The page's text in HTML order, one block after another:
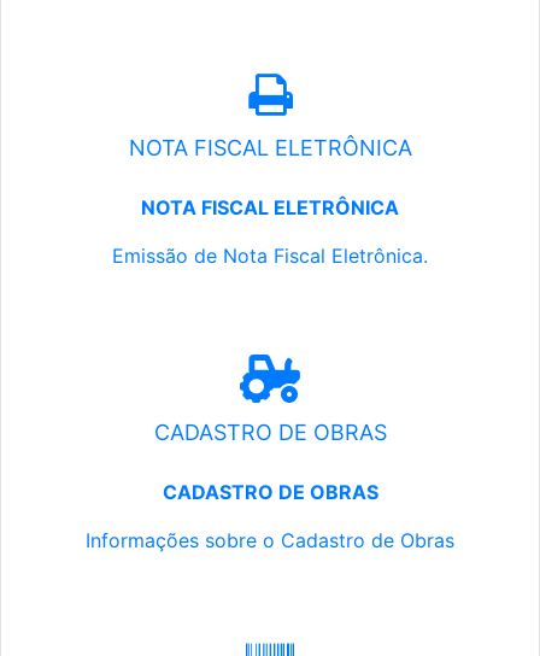
NOTA FISCAL ELETRÔNICA
NOTA FISCAL ELETRÔNICA
Emissão de Nota Fiscal Eletrônica.
CADASTRO DE OBRAS
CADASTRO DE OBRAS
Informações sobre o Cadastro de Obras